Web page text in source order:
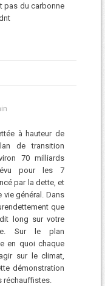
pas du carbonne
à hauteur de
de transition
70 milliards
pour les 7
par la dette, et
général. Dans
que
long sur votre
Sur le plan
en quoi chaque
sur le climat,
démonstration
réchauffistes.